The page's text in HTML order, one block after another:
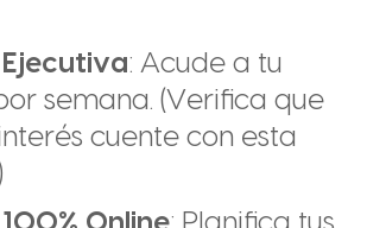
: Acude a tu
semana. (Verifica que
cuente con esta